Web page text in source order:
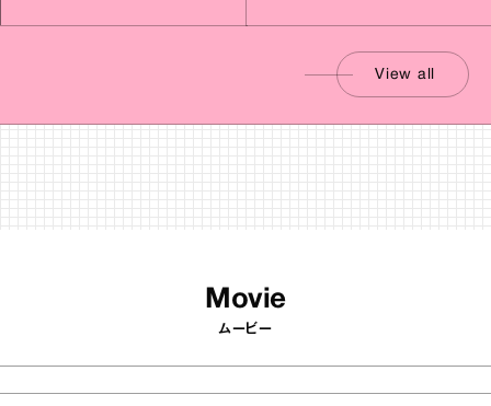
View all
Movie
ムービー